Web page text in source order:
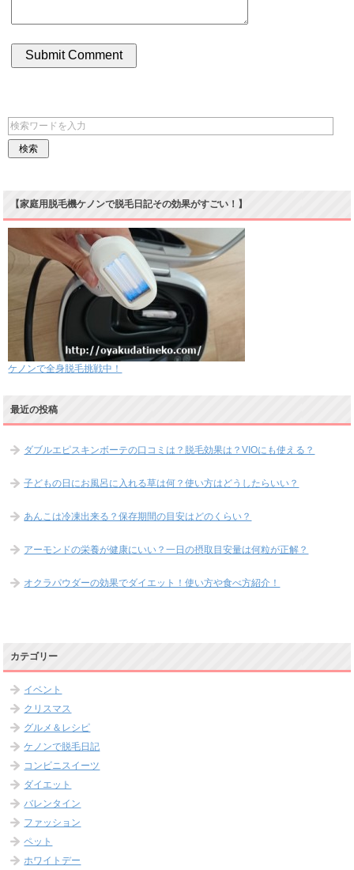
【家庭用脱毛機ケノンで脱毛日記その効果がすごい！】
ケノンで全身脱毛挑戦中！
最近の投稿
ダブルエピスキンボーテの口コミは？脱毛効果は？VIOにも使える？
子どもの日にお風呂に入れる草は何？使い方はどうしたらいい？
あんこは冷凍出来る？保存期間の目安はどのくらい？
アーモンドの栄養が健康にいい？一日の摂取目安量は何粒が正解？
オクラパウダーの効果でダイエット！使い方や食べ方紹介！
カテゴリー
イベント
クリスマス
グルメ＆レシピ
ケノンで脱毛日記
コンビニスイーツ
ダイエット
バレンタイン
ファッション
ペット
ホワイトデー